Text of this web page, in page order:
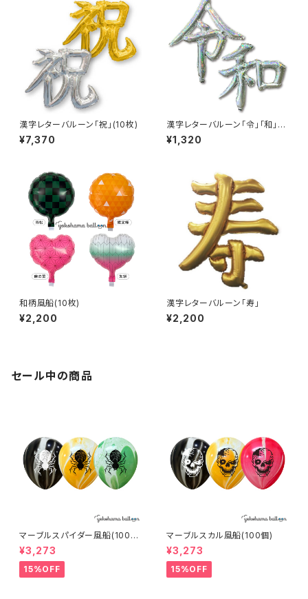
漢字レターバルーン｢祝｣(10枚)
¥7,370
漢字レターバルーン｢令｣｢和｣
(各1枚)
¥1,320
和柄風船(10枚)
¥2,200
漢字レターバルーン｢寿｣
¥2,200
セール中の商品
マーブルスパイダー風船(100
個)
¥3,273
15%OFF
マーブルスカル風船(100個)
¥3,273
15%OFF